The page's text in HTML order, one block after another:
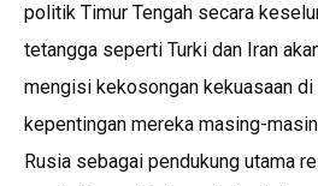
politik Timur Tengah secara
tetangga seperti Turki dan Iran
mengisi kekosongan kekuasaan
kepentingan mereka masing-
Rusia sebagai pendukung utama